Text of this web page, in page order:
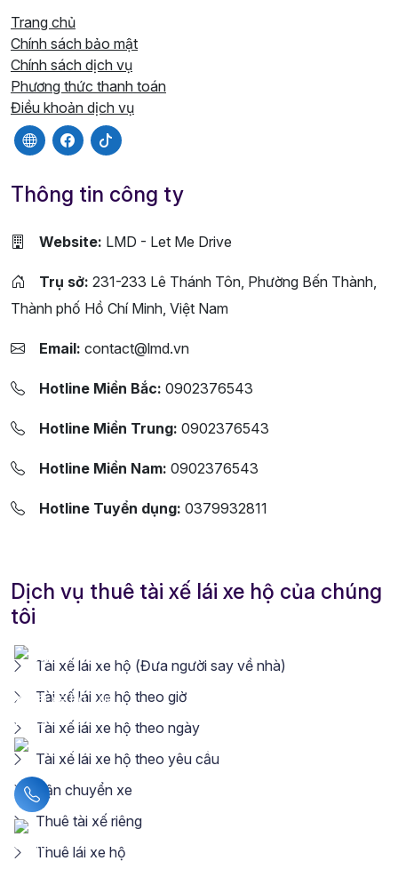
Trang chủ
Chính sách bảo mật
Chính sách dịch vụ
Phương thức thanh toán
Điều khoản dịch vụ
Thông tin công ty
Website: LMD - Let Me Drive
Trụ sở: 231-233 Lê Thánh Tôn, Phường Bến Thành,
Thành phố Hồ Chí Minh, Việt Nam
Email: contact@lmd.vn
Hotline Miền Bắc: 0902376543
Hotline Miền Trung: 0902376543
Hotline Miền Nam: 0902376543
Hotline Tuyển dụng: 0379932811
Dịch vụ thuê tài xế lái xe hộ của chúng
tôi
Tài xế lái xe hộ (Đưa người say về nhà)
Tài xế lái xe hộ theo giờ
Tài xế lái xe hộ theo ngày
Tài xế lái xe hộ theo yêu cầu
Vận chuyển xe
Thuê tài xế riêng
Thuê lái xe hộ
Liên hệ hotline